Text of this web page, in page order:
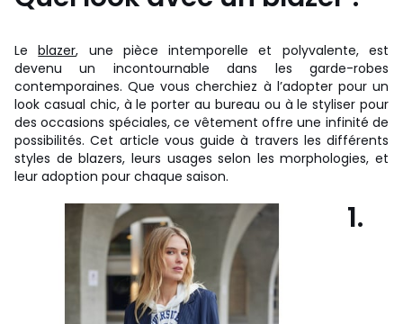
Leblazer, une pièce intemporelle et polyvalente, est
devenu un incontournable dans les garde-robes
contemporaines. Que vous cherchiez à l’adopter pour un
look casual chic, à le porter au bureau ou à le styliser pour
des occasions spéciales, ce vêtement offre une infinité de
possibilités. Cet article vous guide à travers les différents
styles de blazers, leurs usages selon les morphologies, et
leur adoption pour chaque saison.
1.